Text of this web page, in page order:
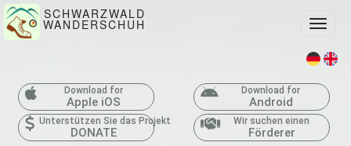
SCHWARZWALD
WANDERSCHUH
Download for
Apple iOS
Download for
Android
Unterstützen Sie das Projekt
DONATE
Wir suchen einen
Förderer